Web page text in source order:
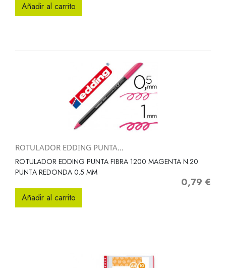
Añadir al carrito
ROTULADOR EDDING PUNTA...
ROTULADOR EDDING PUNTA FIBRA 1200 MAGENTA N.20
PUNTA REDONDA 0.5 MM
Precio
0,79 €
Añadir al carrito